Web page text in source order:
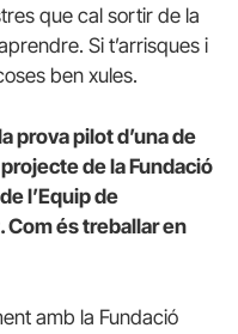
que cal sortir de la
Si t’arrisques i
ben xules.
prova pilot d’una de
de la Fundació
l’Equip de
Com és treballar en
amb la Fundació